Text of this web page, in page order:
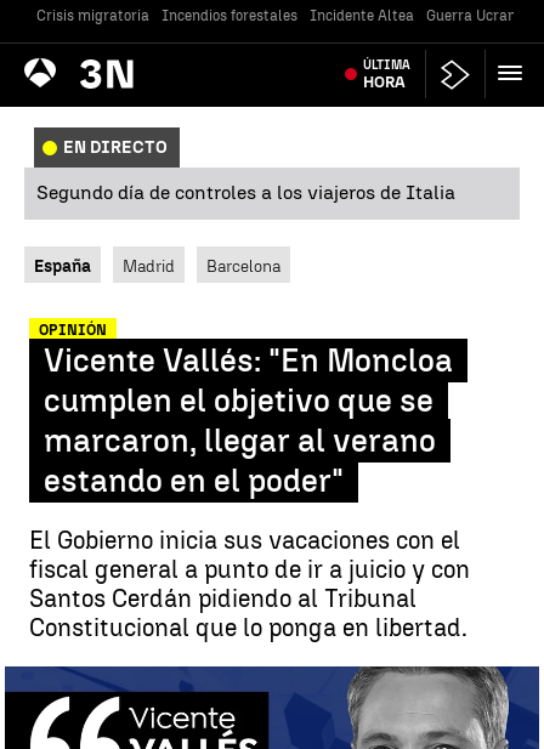
Crisis migratoria Incendios forestales Incidente Altea Guerra Ucrania
Antena
3 Noticias ÚLTIMA
HORA
EN DIRECTO
Segundo día de controles a los viajeros de Italia
España Madrid Barcelona
OPINIÓN
Vicente Vallés: "En Moncloa
cumplen el objetivo que se
marcaron, llegar al verano
estando en el poder"
El Gobierno inicia sus vacaciones con el
fiscal general a punto de ir a juicio y con
Santos Cerdán pidiendo al Tribunal
Constitucional que lo ponga en libertad.
Vicente Vallés: "En Moncloa cumplen el objetivo que se marcaron,
llegar al verano estando en el poder" |antena3noticias.com